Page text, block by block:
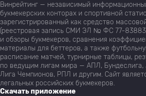
Винрейтинг — независимый
букмекерских конторах и спортивной
зарегистрированный как средство
(реестровая запись СМИ ЭЛ № ФС 77-
и обзоры букмекеров, сравнения
материалы для беттеров, а также
расписание матчей, турнирные таблицы,
по ведущим лигам мира — АПЛ, Бундеслига,
Лига Чемпионов, РПЛ и другим. Сайт
легальных российских букмекеров.
Скачать приложение